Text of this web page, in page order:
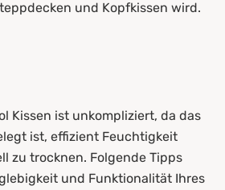
und Kopfkissen wird.
Kissen ist unkompliziert, da das
ist, effizient Feuchtigkeit
zu trocknen. Folgende Tipps
und Funktionalität Ihres